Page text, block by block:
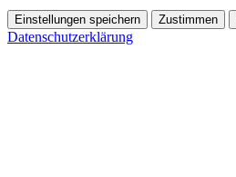
Einstellungen speichern Zustimmen
Datenschutzerklärung